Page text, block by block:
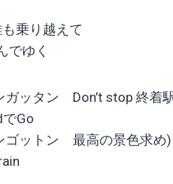
乗り越えて
ゆく
ッタン Don’t stop 終着
Go
ゴットン 最高の景色求め)